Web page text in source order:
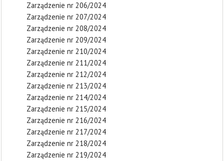
Zarządzenie nr 206/2024
Zarządzenie nr 207/2024
Zarządzenie nr 208/2024
Zarządzenie nr 209/2024
Zarządzenie nr 210/2024
Zarządzenie nr 211/2024
Zarządzenie nr 212/2024
Zarządzenie nr 213/2024
Zarządzenie nr 214/2024
Zarządzenie nr 215/2024
Zarządzenie nr 216/2024
Zarządzenie nr 217/2024
Zarządzenie nr 218/2024
Zarządzenie nr 219/2024